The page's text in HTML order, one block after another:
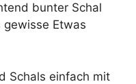
bunter Schal
Etwas
Schals einfach mit